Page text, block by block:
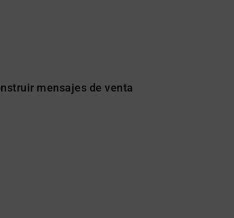
mensajes de venta